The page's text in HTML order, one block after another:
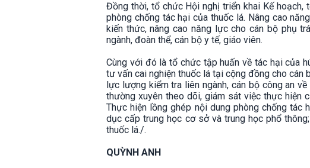
Đồng thời, tổ chức Hội nghị triển khai Kế
phòng chống tác hại của thuốc lá. Nâng cao
kiến thức, nâng cao năng lực cho cán bộ phụ
ngành, đoàn thể, cán bộ y tế, giáo viên.
Cùng với đó là tổ chức tập huấn về tác hại của
tư vấn cai nghiện thuốc lá tại cộng đồng cho cán
lực lượng kiểm tra liên ngành, cán bộ công an
thường xuyên theo dõi, giám sát việc thực hiện
Thực hiện lồng ghép nội dung phòng chống
dục cấp trung học cơ sở và trung học phổ
thuốc lá./.
QUỲNH ANH